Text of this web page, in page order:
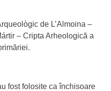
de L’Almoina –
– Cripta Arheologică a
fost folosite ca închisoare